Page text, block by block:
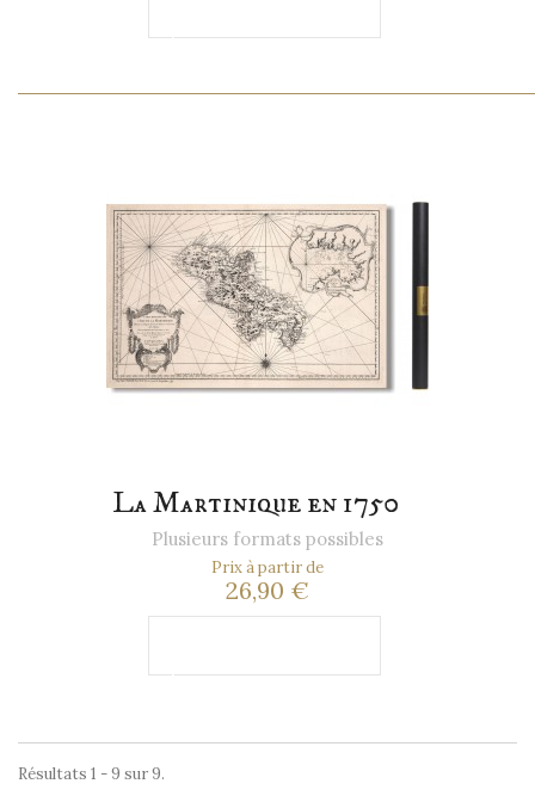
La Martinique en 1750
Plusieurs formats possibles
Prix à partir de
26,90 €
Résultats 1 - 9 sur 9.